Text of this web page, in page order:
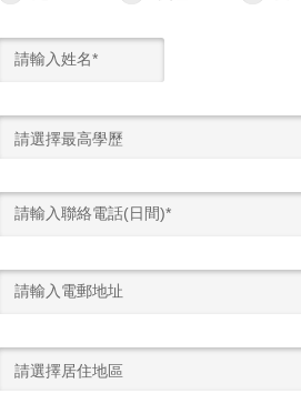
請選擇最高學歷
請選擇居住地區